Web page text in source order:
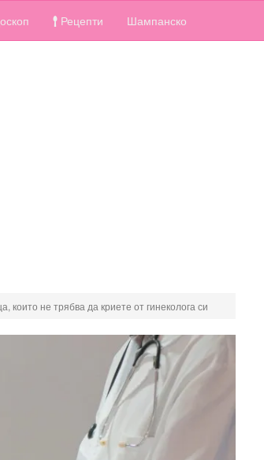
Рецепти Шампанско
които не трябва да криете от гинеколога си